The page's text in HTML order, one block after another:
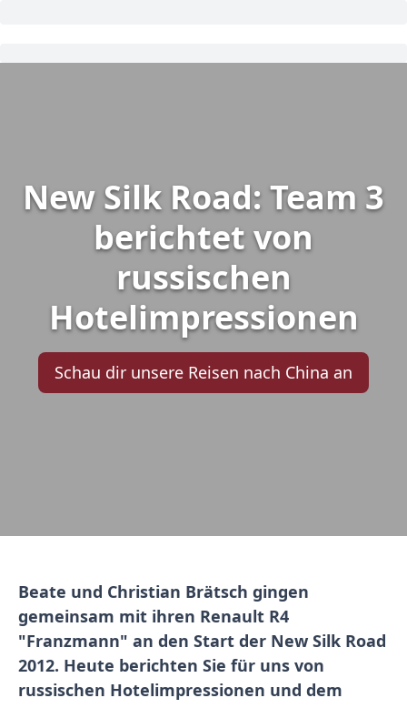
New Silk Road: Team 3
berichtet von
russischen
Hotelimpressionen
Schau dir unsere Reisen nach China an
Beate und Christian Brätsch gingen
gemeinsam mit ihren Renault R4
"Franzmann" an den Start der New Silk Road
2012. Heute berichten Sie für uns von
russischen Hotelimpressionen und dem